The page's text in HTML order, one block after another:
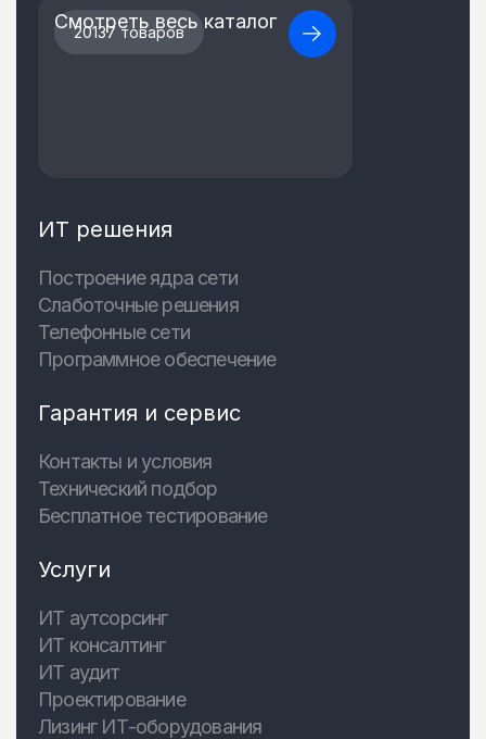
20137 товаров
Смотреть весь каталог
ИТ решения
Построение ядра сети
Слаботочные решения
Телефонные сети
Программное обеспечение
Гарантия и сервис
Контакты и условия
Технический подбор
Бесплатное тестирование
Услуги
ИТ аутсорсинг
ИТ консалтинг
ИТ аудит
Проектирование
Лизинг ИТ-оборудования